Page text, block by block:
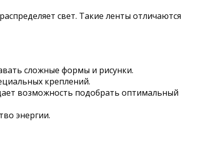
свет. Такие ленты отличаются
сложные формы и рисунки.
креплений.
возможность подобрать оптимальный
энергии.